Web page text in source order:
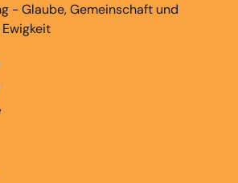
- Glaube, Gemeinschaft und